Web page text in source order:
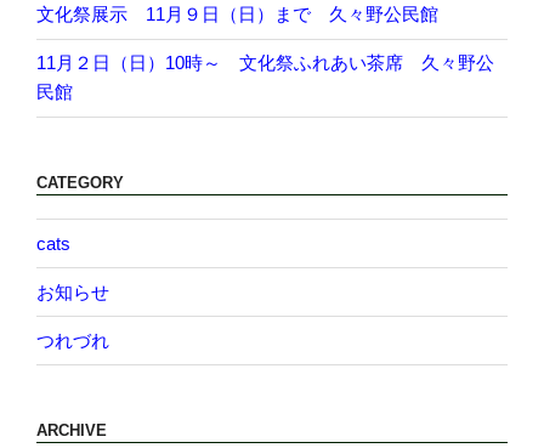
文化祭展示 11月９日（日）まで 久々野公民館
11月２日（日）10時～ 文化祭ふれあい茶席 久々野公
民館
CATEGORY
cats
お知らせ
つれづれ
ARCHIVE